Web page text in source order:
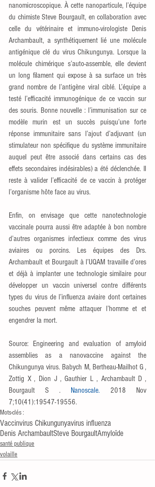
nanomicroscopique. À cette nanoparticule, l’équipe
du chimiste Steve Bourgault, en collaboration avec
celle du vétérinaire et immuno-virologiste Denis
Archambault, a synthétiquement lié une molécule
antigénique clé du virus Chikungunya. Lorsque la
molécule chimérique s’auto-assemble, elle devient
un long filament qui expose à sa surface un très
grand nombre de l’antigène viral ciblé. L’équipe a
testé l’efficacité immunogénique de ce vaccin sur
des souris. Bonne nouvelle : l’immunisation sur ce
modèle murin est un succès puisqu’une forte
réponse immunitaire sans l’ajout d’adjuvant (un
stimulateur non spécifique du système immunitaire
auquel peut être associé dans certains cas des
effets secondaires indésirables) a été déclenchée. Il
reste à valider l’efficacité de ce vaccin à protéger
l’organisme hôte face au virus.
Enfin, on envisage que cette nanotechnologie
vaccinale pourra aussi être adaptée à bon nombre
d’autres organismes infectieux comme des virus
aviaires ou porcins. Les équipes des Drs.
Archambault et Bourgault à l’UQAM travaille d’ores
et déjà à implanter une technologie similaire pour
développer un vaccin universel contre différents
types du virus de l’influenza aviaire dont certaines
souches peuvent même attaquer l’homme et et
engendrer la mort.
Source: Engineering and evaluation of amyloid
assemblies as a nanovaccine against the
Chikungunya virus. Babych M, Bertheau-Mailhot G ,
Zottig X , Dion J , Gauthier L , Archambault D ,
Bourgault S . Nanoscale. 2018 Nov
7;10(41):19547-19556.
Mots-clés :
Vaccinvirus Chikungunyavirus influenza
Denis ArchambaultSteve BourgaultAmyloïde
santé publique
volaille